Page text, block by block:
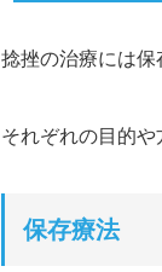
捻挫の治療には保
それぞれの目的や
保存療法